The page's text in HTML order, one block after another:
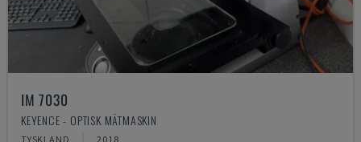
IM 7030
KEYENCE - OPTISK MÄTMASKIN
TYSKLAND 2018